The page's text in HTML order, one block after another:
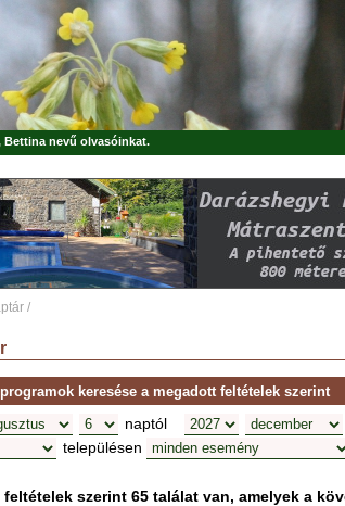
Bettina nevű olvasóinkat.
/
keresése a megadott feltételek szerint
naptól
településen
feltételek szerint 65 találat van, amelyek a